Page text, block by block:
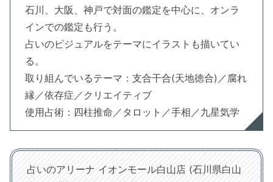
石川、大阪、神戸で対面の鑑定を中心に、オンラ
インでの鑑定も行う。
占いのビジュアルをテーマにイラストも描いてい
る。
取り組んでいるテーマ：支合干合(天地徳合)／腐れ
縁／依存症／クリエイティブ
使用占術：四柱推命／タロット／手相／九星気学
占いのアリーナ イオンモール白山店 (石川県白山